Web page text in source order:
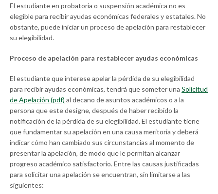
El estudiante en probatoria o suspensión académica no es
elegible para recibir ayudas económicas federales y estatales. No
obstante, puede iniciar un proceso de apelación para restablecer
su elegibilidad.
Proceso de apelación para restablecer ayudas económicas
El estudiante que interese apelar la pérdida de su elegibilidad
para recibir ayudas económicas, tendrá que someter una Solicitud
de Apelación (pdf) al decano de asuntos académicos o a la
persona que este designe, después de haber recibido la
notificación de la pérdida de su elegibilidad. El estudiante tiene
que fundamentar su apelación en una causa meritoria y deberá
indicar cómo han cambiado sus circunstancias al momento de
presentar la apelación, de modo que le permitan alcanzar
progreso académico satisfactorio. Entre las causas justificadas
para solicitar una apelación se encuentran, sin limitarse a las
siguientes: